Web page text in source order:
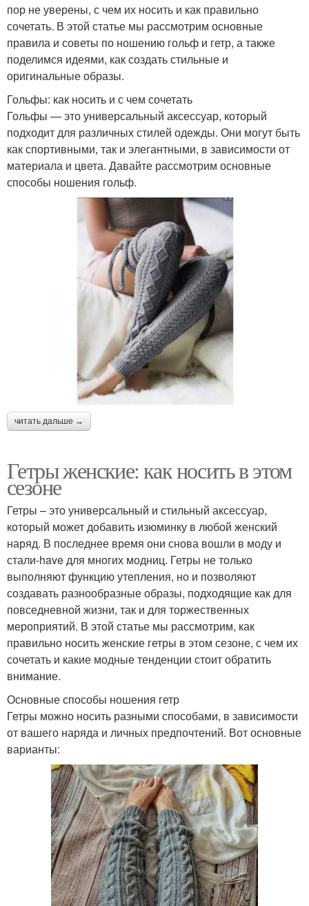
пор не уверены, с чем их носить и как правильно
сочетать. В этой статье мы рассмотрим основные
правила и советы по ношению гольф и гетр, а также
поделимся идеями, как создать стильные и
оригинальные образы.
Гольфы: как носить и с чем сочетать
Гольфы — это универсальный аксессуар, который
подходит для различных стилей одежды. Они могут быть
как спортивными, так и элегантными, в зависимости от
материала и цвета. Давайте рассмотрим основные
способы ношения гольф.
читать дальше →
Гетры женские: как носить в этом
сезоне
Гетры – это универсальный и стильный аксессуар,
который может добавить изюминку в любой женский
наряд. В последнее время они снова вошли в моду и
стали-have для многих модниц. Гетры не только
выполняют функцию утепления, но и позволяют
создавать разнообразные образы, подходящие как для
повседневной жизни, так и для торжественных
мероприятий. В этой статье мы рассмотрим, как
правильно носить женские гетры в этом сезоне, с чем их
сочетать и какие модные тенденции стоит обратить
внимание.
Основные способы ношения гетр
Гетры можно носить разными способами, в зависимости
от вашего наряда и личных предпочтений. Вот основные
варианты: